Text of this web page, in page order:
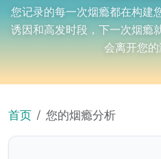
您记录的每一次烟瘾都在构建
诱因和高发时段，下一次烟瘾
会离开您的
首页 您的烟瘾分析